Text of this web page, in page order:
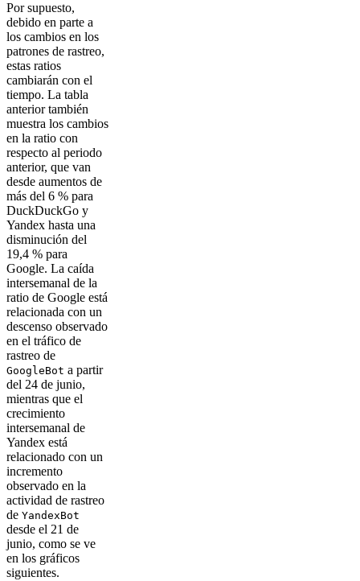
Por supuesto,
debido en parte a
los cambios en los
patrones de rastreo,
estas ratios
cambiarán con el
tiempo. La tabla
anterior también
muestra los cambios
en la ratio con
respecto al periodo
anterior, que van
desde aumentos de
más del 6 % para
DuckDuckGo y
Yandex hasta una
disminución del
19,4 % para
Google. La caída
intersemanal de la
ratio de Google está
relacionada con un
descenso observado
en el tráfico de
rastreo de
GoogleBot a partir
del 24 de junio,
mientras que el
crecimiento
intersemanal de
Yandex está
relacionado con un
incremento
observado en la
actividad de rastreo
de YandexBot
desde el 21 de
junio, como se ve
en los gráficos
siguientes.